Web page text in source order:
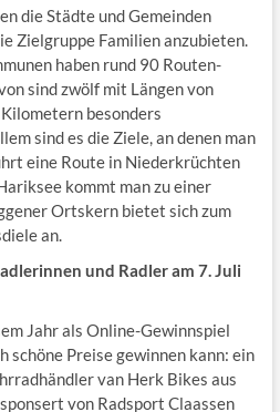
die Städte und Gemeinden
Zielgruppe Familien anzubieten.
haben rund 90 Routen-
sind zwölf mit Längen von
besonders
sind es die Ziele, an denen man
eine Route in Niederkrüchten
kommt man zu einer
Ortskern bietet sich zum
an.
und Radler am 7. Juli
Jahr als Online-Gewinnspiel
schöne Preise gewinnen kann: ein
van Herk Bikes aus
von Radsport Claassen